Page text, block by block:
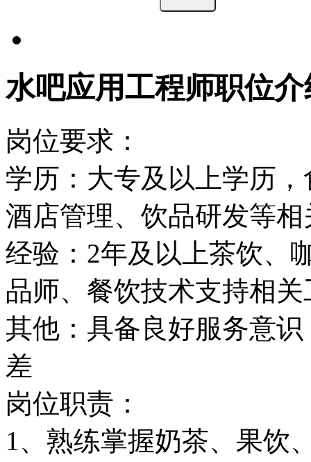
水吧应用工程师职位介
岗位要求：
学历：大专及以上学历
酒店管理、饮品研发等
经验：2年及以上茶饮、
品师、餐饮技术支持相
其他：具备良好服务意
差
岗位职责：
1、熟练掌握奶茶、果饮